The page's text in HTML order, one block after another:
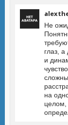
Не
глаз,
и
на
целом,